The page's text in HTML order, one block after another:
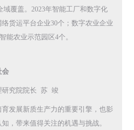
域覆盖。2023年智能工厂和数字化
货运平台企业30个；数字农业企业
能农业示范园区4个。
会
研究院院长 苏 竣
发展新质生产力的重要引擎，也影
，带来值得关注的机遇与挑战。